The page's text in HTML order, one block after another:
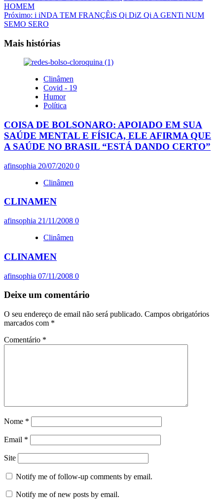
de
artigos
HOMEM
Próximo: i iNDA TEM FRANÇÊiS Qi DiZ Qi A GENTi NUM
SEMO SERO
Mais histórias
Clinâmen
Covid - 19
Humor
Política
COISA DE BOLSONARO: APOIADO EM SUA
SAÚDE MENTAL E FÍSICA, ELE AFIRMA QUE
A SAÚDE NO BRASIL “ESTÁ DANDO CERTO”
afinsophia 20/07/2020 0
Clinâmen
CLINAMEN
afinsophia 21/11/2008 0
Clinâmen
CLINAMEN
afinsophia 07/11/2008 0
Deixe um comentário
O seu endereço de email não será publicado. Campos obrigatórios
marcados com *
Comentário *
Nome *
Email *
Site
Notify me of follow-up comments by email.
Notify me of new posts by email.